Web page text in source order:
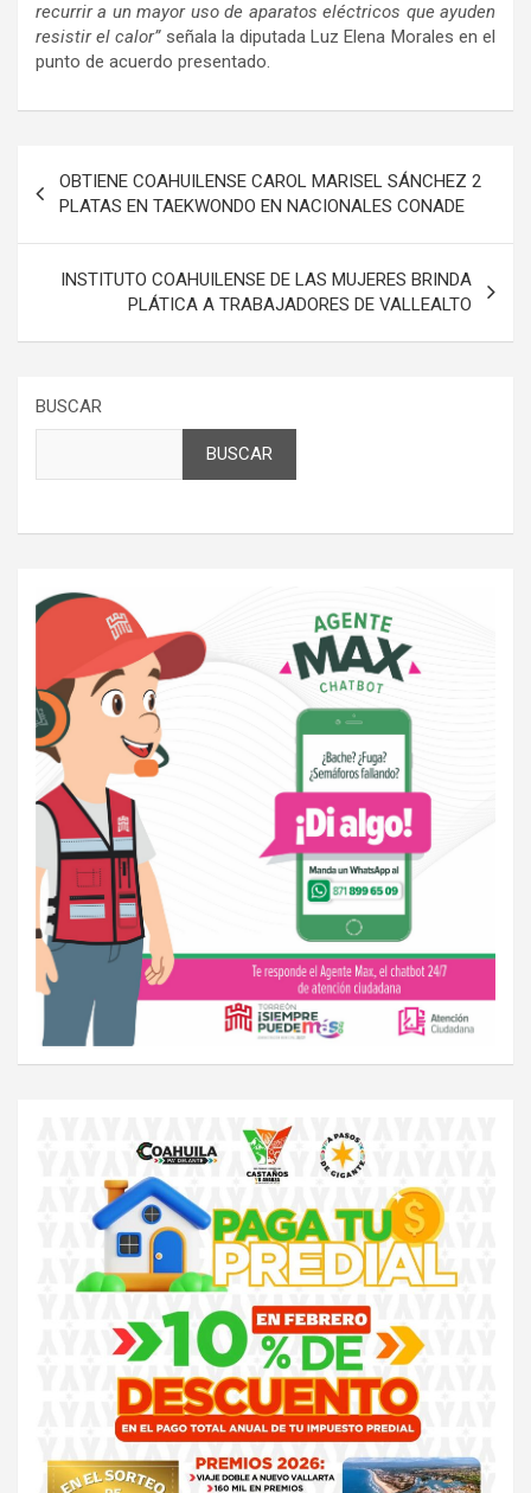
recurrir a un mayor uso de aparatos eléctricos que ayuden
resistir el calor”señala la diputada Luz Elena Morales en el
punto de acuerdo presentado.
de
entradas
OBTIENE COAHUILENSE CAROL MARISEL SÁNCHEZ 2
PLATAS EN TAEKWONDO EN NACIONALES CONADE
INSTITUTO COAHUILENSE DE LAS MUJERES BRINDA
PLÁTICA A TRABAJADORES DE VALLEALTO
BUSCAR
BUSCAR